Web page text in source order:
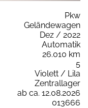
Pkw
Geländewagen
Dez / 2022
Automatik
26.010 km
5
Violett / Lila
Zentrallager
ab ca. 12.08.2026
013666